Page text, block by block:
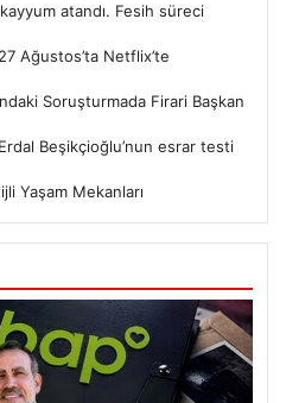
atandı. Fesih süreci
Ağustos’ta Netflix’te
Soruşturmada Firari Başkan
Beşikçioğlu’nun esrar testi
Yaşam Mekanları